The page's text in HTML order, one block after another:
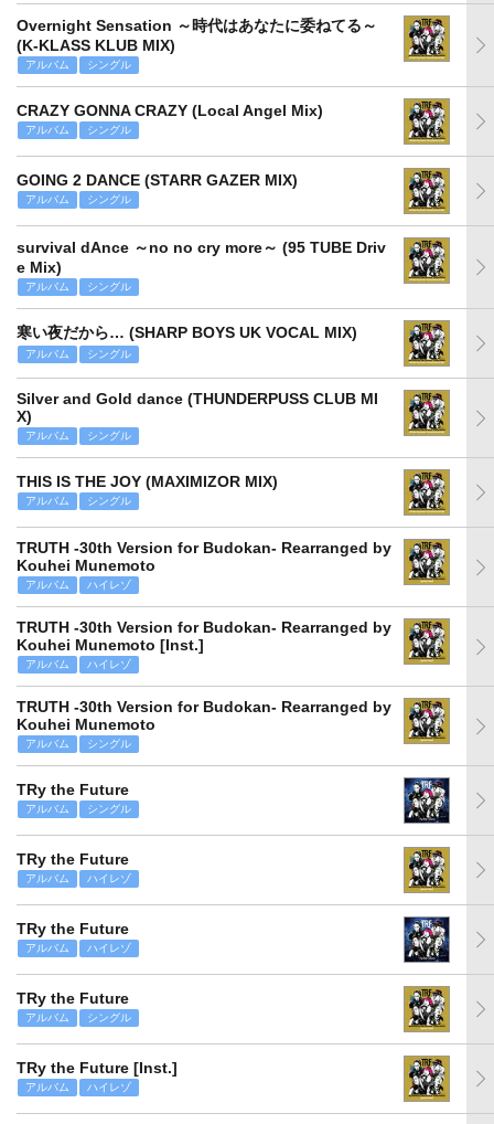
Overnight Sensation ～時代はあなたに委ねてる～
(K-KLASS KLUB MIX)
アルバム シングル
CRAZY GONNA CRAZY (Local Angel Mix)
アルバム シングル
GOING 2 DANCE (STARR GAZER MIX)
アルバム シングル
survival dAnce ～no no cry more～ (95 TUBE Driv
e Mix)
アルバム シングル
寒い夜だから… (SHARP BOYS UK VOCAL MIX)
アルバム シングル
Silver and Gold dance (THUNDERPUSS CLUB MI
X)
アルバム シングル
THIS IS THE JOY (MAXIMIZOR MIX)
アルバム シングル
TRUTH -30th Version for Budokan- Rearranged by
Kouhei Munemoto
アルバム ハイレゾ
TRUTH -30th Version for Budokan- Rearranged by
Kouhei Munemoto [Inst.]
アルバム ハイレゾ
TRUTH -30th Version for Budokan- Rearranged by
Kouhei Munemoto
アルバム シングル
TRy the Future
アルバム シングル
TRy the Future
アルバム ハイレゾ
TRy the Future
アルバム ハイレゾ
TRy the Future
アルバム シングル
TRy the Future [Inst.]
アルバム ハイレゾ